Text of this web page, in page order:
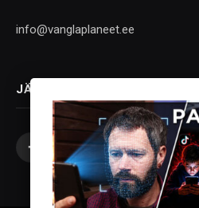
info@vanglaplaneet.ee
JÄLGI SOTSIAALMEEDIAS
Facebook
X
(Twitter)
InstagramYouTube